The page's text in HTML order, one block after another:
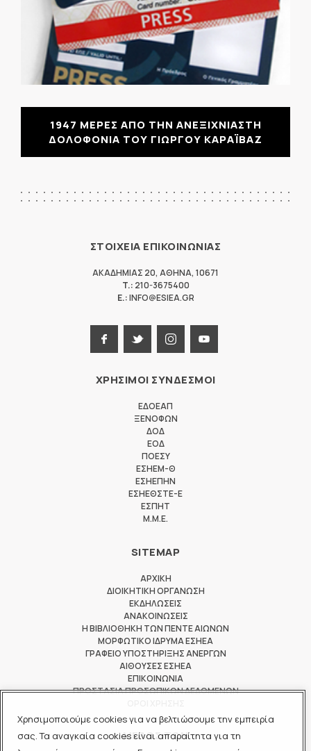
Χρησιμοποιούμε cookies για να βελτιώσουμε την εμπειρία
σας. Τα αναγκαία cookies είναι απαραίτητα για τη
1947 ΜΕΡΕΣ ΑΠΟ ΤΗΝ ΑΝΕΞΙΧΝΙΑΣΤΗ
ΔΟΛΟΦΟΝΙΑ ΤΟΥ ΓΙΩΡΓΟΥ ΚΑΡΑΪΒΑΖ
ΣΤΟΙΧΕΙΑ ΕΠΙΚΟΙΝΩΝΙΑΣ
ΑΚΑΔΗΜΙΑΣ 20, ΑΘΗΝΑ, 10671
T.: 210-3675400
E.:INFO@ESIEA.GR
ΧΡΗΣΙΜΟΙ ΣΥΝΔΕΣΜΟΙ
ΕΔΟΕΑΠ
ΞΕΝΟΦΩΝ
ΔΟΔ
ΕΟΔ
ΠΟΕΣΥ
ΕΣΗΕΜ-Θ
ΕΣΗΕΠΗΝ
ΕΣΗΕΘΣΤΕ-Ε
ΕΣΠΗΤ
M.M.E.
SITEMAP
ΑΡΧΙΚΗ
ΔΙΟΙΚΗΤΙΚΗ ΟΡΓΑΝΩΣΗ
ΕΚΔΗΛΩΣΕΙΣ
ΑΝΑΚΟΙΝΩΣΕΙΣ
Η ΒΙΒΛΙΟΘΗΚΗ ΤΩΝ ΠΕΝΤΕ ΑΙΩΝΩΝ
ΜΟΡΦΩΤΙΚΟ ΙΔΡΥΜΑ ΕΣΗΕΑ
ΓΡΑΦΕΙΟ ΥΠΟΣΤΗΡΙΞΗΣ ΑΝΕΡΓΩΝ
ΑΙΘΟΥΣΕΣ ΕΣΗΕΑ
ΕΠΙΚΟΙΝΩΝΙΑ
ΠΡΟΣΤΑΣΙΑ ΠΡΟΣΩΠΙΚΩΝ ΔΕΔΟΜΕΝΩΝ
ΜΕΛΟΣ ΤΩΝ